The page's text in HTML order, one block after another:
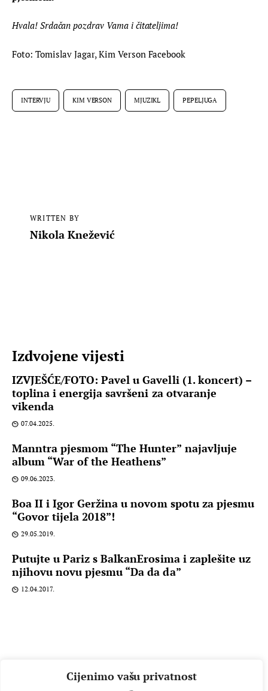
Cijenimo vašu privatnost
Hvala! Srdačan pozdrav Vama i čitateljima!
Foto: Tomislav Jagar, Kim Verson Facebook
INTERVJU KIM VERSON MJUZIKL PEPELJUGA
WRITTEN BY
Nikola Knežević
Izdvojene vijesti
IZVJEŠĆE/FOTO: Pavel u Gavelli (1. koncert) –
toplina i energija savršeni za otvaranje
vikenda
07.04.2025.
Manntra pjesmom “The Hunter” najavljuje
album “War of the Heathens”
09.06.2023.
Boa II i Igor Geržina u novom spotu za pjesmu
“Govor tijela 2018”!
29.05.2019.
Putujte u Pariz s BalkanErosima i zaplešite uz
njihovu novu pjesmu “Da da da”
12.04.2017.